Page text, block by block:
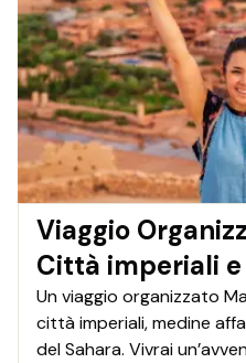
Viaggio
Città imperiali
Un viaggio organizzato
città imperiali, medine
del Sahara. Vivrai